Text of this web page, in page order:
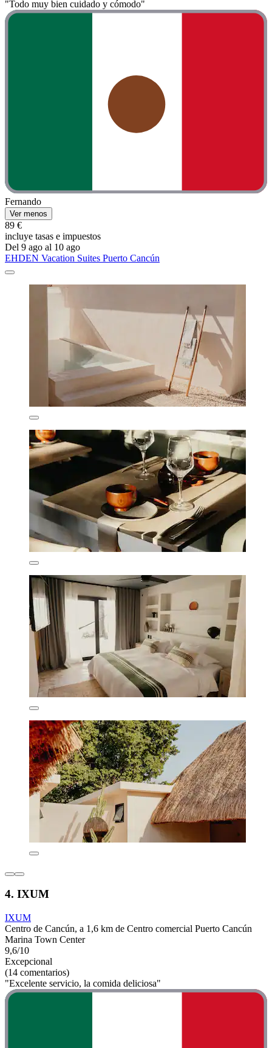
"Todo muy bien cuidado y cómodo"
Fernando
Ver menos
89 €
incluye tasas e impuestos
Del 9 ago al 10 ago
EHDEN Vacation Suites Puerto Cancún
4. IXUM
IXUM
Centro de Cancún, a 1,6 km de Centro comercial Puerto Cancún
Marina Town Center
9,6/10
Excepcional
(14 comentarios)
"Excelente servicio, la comida deliciosa"